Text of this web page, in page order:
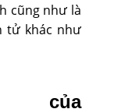
cũng như là
tử khác như
của